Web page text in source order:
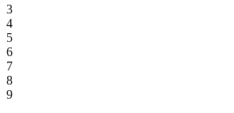
3
4
5
6
7
8
9